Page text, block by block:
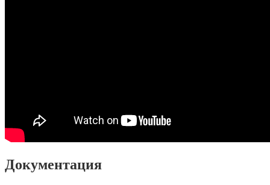
Документация